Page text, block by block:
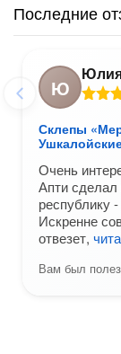
Последние
Ю
Склепы
Очень
Апти
республику
Искренне
отвезет,
Вам был